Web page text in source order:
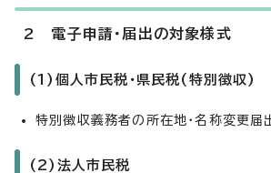
2 電子申請・届出の対象様式
(1)個人市民税・県民税(特別徴収)
特別徴収義務者の所在地・名称変更届
(2)法人市民税